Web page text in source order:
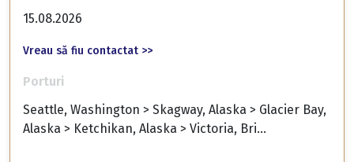
15.08.2026
Vreau să fiu contactat >>
Porturi
Seattle, Washington > Skagway, Alaska > Glacier Bay,
Alaska > Ketchikan, Alaska > Victoria, Bri...